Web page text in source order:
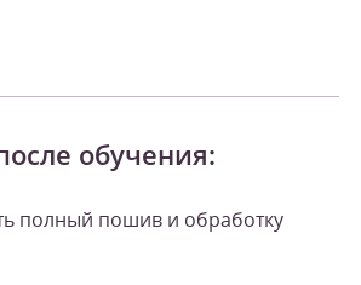
обучения:
полный пошив и обработку